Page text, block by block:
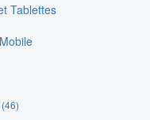
Tablettes
(46)